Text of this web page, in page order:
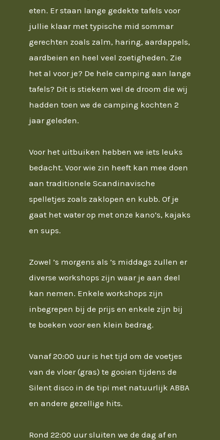
eten. Er staan lange gedekte tafels voor
jullie klaar met typische mid sommar
gerechten zoals zalm, haring, aardappels,
aardbeien en heel veel zoetigheden. Zie
het al voor je? De hele camping aan lange
tafels? Dit is stiekem wel de droom die wij
hadden toen we de camping kochten 2
jaar geleden.
Voor het uitbuiken hebben we iets leuks
bedacht. Voor wie zin heeft kan mee doen
aan traditionele Scandinavische
spelletjes zoals zaklopen en kubb. Of je
gaat het water op met onze kano’s, kajaks
en sups.
Zowel ’s morgens als ’s middags zullen er
diverse workshops zijn waar je aan deel
kan nemen. Enkele workshops zijn
inbegrepen bij de prijs en enkele zijn bij
te boeken voor een klein bedrag.
Vanaf 20:00 uur is het tijd om de voetjes
van de vloer (gras) te gooien tijdens de
Silent disco in de tipi met natuurlijk ABBA
en andere gezellige hits.
Rond 22:00 uur sluiten we de dag af en